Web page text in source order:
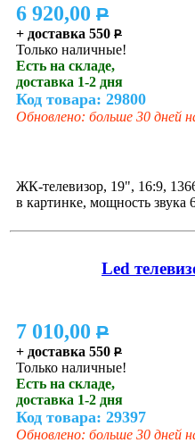
6 920,00 P
+ доставка 550 P
Только наличные!
Есть на складе,
доставка 1-2 дня
Код товара: 29800
Обновлено: больше 30 дней
ЖК-телевизор, 19", 16:9,
в картинке, мощность
Led
7 010,00 P
+ доставка 550 P
Только наличные!
Есть на складе,
доставка 1-2 дня
Код товара: 29397
Обновлено: больше 30 дней